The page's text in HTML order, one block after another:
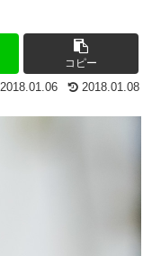
コピー
2018.01.08
2018.01.06